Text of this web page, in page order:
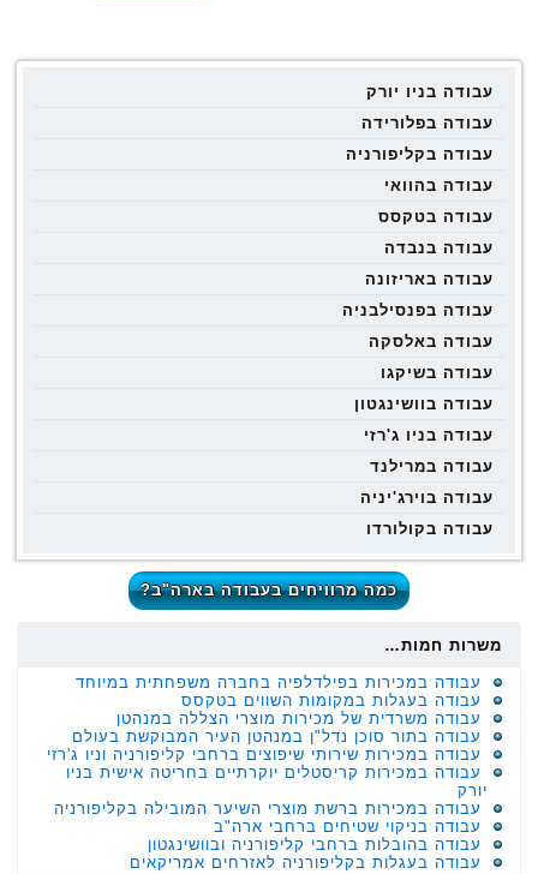
עבודה בניו יורק
עבודה בפלורידה
עבודה בקליפורניה
עבודה בהוואי
עבודה בטקסס
עבודה בנבדה
עבודה באריזונה
עבודה בפנסילבניה
עבודה באלסקה
עבודה בשיקגו
עבודה בוושינגטון
עבודה בניו ג'רזי
עבודה במרילנד
עבודה בוירג'יניה
עבודה בקולורדו
כמה מרוויחים בעבודה בארה"ב?
משרות חמות…
עבודה במכירות בפילדלפיה בחברה משפחתית במיוחד
עבודה בעגלות במקומות השווים בטקסס
עבודה משרדית של מכירות מוצרי הצללה במנהטן
עבודה בתור סוכן נדל"ן במנהטן העיר המבוקשת בעולם
עבודה במכירות שירותי שיפוצים ברחבי קליפורניה וניו ג'רזי
עבודה במכירות קריסטלים יוקרתיים בחריטה אישית בניו
יורק
עבודה במכירות ברשת מוצרי השיער המובילה בקליפורניה
עבודה בניקוי שטיחים ברחבי ארה"ב
עבודה בהובלות ברחבי קליפורניה ובוושינגטון
עבודה בעגלות בקליפורניה לאזרחים אמריקאים